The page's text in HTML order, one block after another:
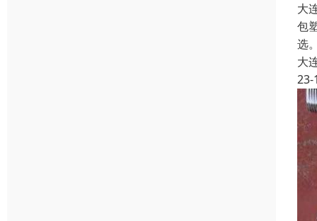
大
包
选
大
23-